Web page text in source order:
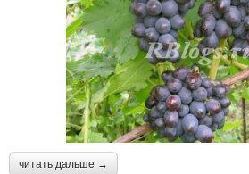
читать дальше →